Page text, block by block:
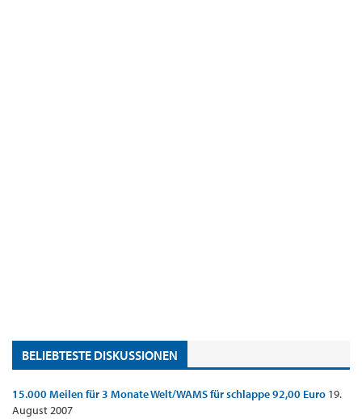
BELIEBTESTE DISKUSSIONEN
15.000 Meilen für 3 Monate Welt/WAMS für schlappe 92,00 Euro 19.
August 2007